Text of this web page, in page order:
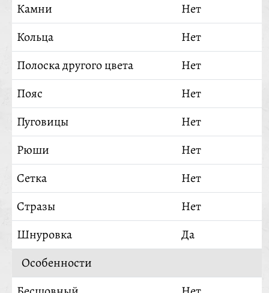
Камни
Нет
Кольца
Нет
Полоска другого цвета
Нет
Пояс
Нет
Пуговицы
Нет
Рюши
Нет
Сетка
Нет
Стразы
Нет
Шнуровка
Да
Особенности